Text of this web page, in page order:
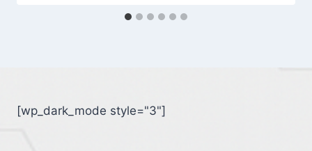
[wp_dark_mode style="3"]